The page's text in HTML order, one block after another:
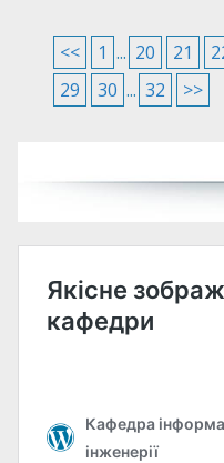
<< 1 ... 20 21
29
30 ... 32 >>